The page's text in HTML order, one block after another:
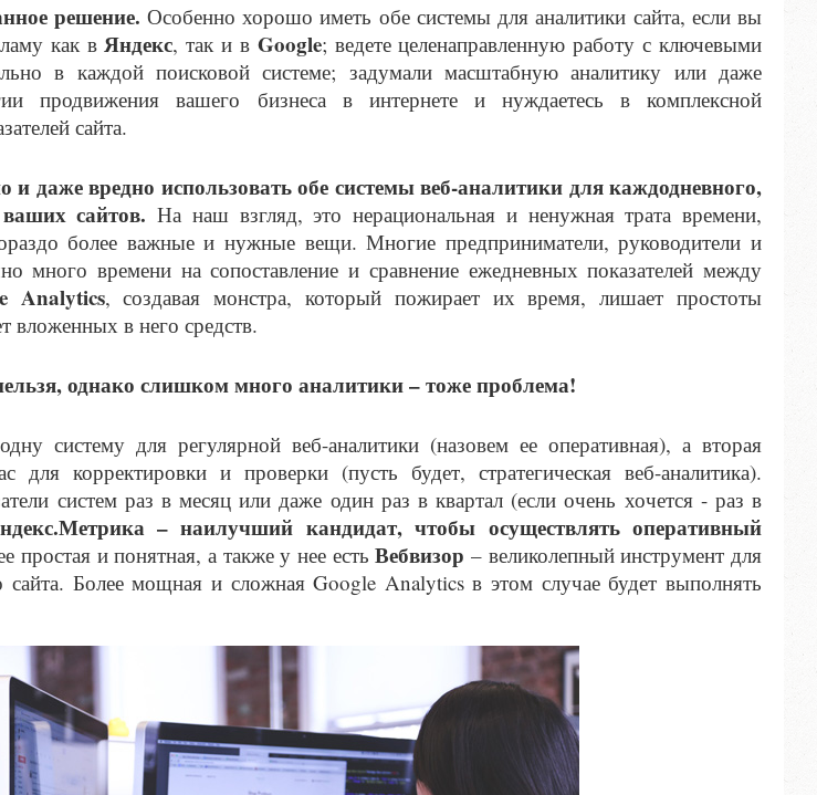
решение. Особенно хорошо иметь обе системы для аналитики сайта, если вы
как вЯндекс, так и в Google; ведете целенаправленную работу с ключевыми
в каждой поисковой системе; задумали масштабную аналитику или даже
продвижения вашего бизнеса в интернете и нуждаетесь в комплексной
сайта.
и даже вредно использовать обе системы веб-аналитики для каждодневного,
сайтов. На наш взгляд, это нерациональная и ненужная трата времени,
более важные и нужные вещи. Многие предприниматели, руководители и
много времени на сопоставление и сравнение ежедневных показателей между
Analytics, создавая монстра, который пожирает их время, лишает простоты
вложенных в него средств.
однако слишком много аналитики – тоже проблема!
систему для регулярной веб-аналитики (назовем ее оперативная), а вторая
корректировки и проверки (пусть будет, стратегическая веб-аналитика).
систем раз в месяц или даже один раз в квартал (если очень хочется - раз в
– наилучший кандидат, чтобы осуществлять оперативный
простая и понятная, а также у нее естьВебвизор – великолепный инструмент для
сайта. Более мощная и сложная Google Analytics в этом случае будет выполнять